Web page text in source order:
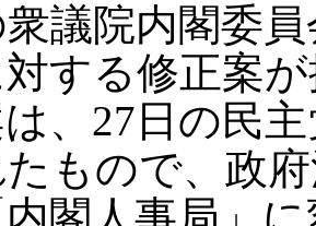
議院内閣委
する修正案
、27日の民
もので、政